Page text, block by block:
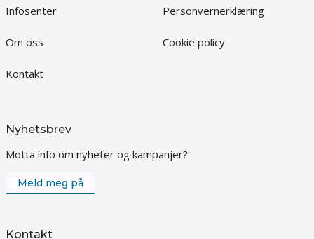
Infosenter
Om oss
Kontakt
Personvernerklæring
Cookie policy
Nyhetsbrev
Motta info om nyheter og kampanjer?
Meld meg på
Kontakt